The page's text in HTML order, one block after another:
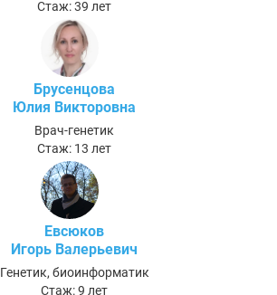
Стаж: 39 лет
Брусенцова
Юлия Викторовна
Врач-генетик
Стаж: 13 лет
Евсюков
Игорь Валерьевич
Генетик, биоинформатик
Стаж: 9 лет